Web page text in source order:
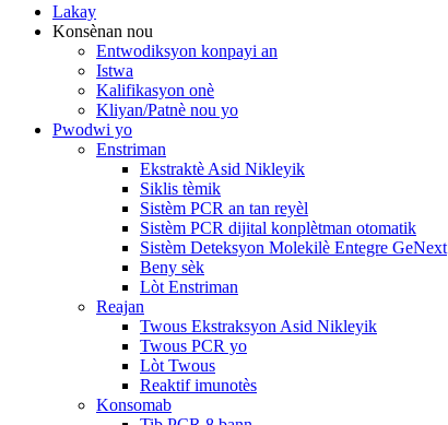
Lakay
Konsènan nou
Entwodiksyon konpayi an
Istwa
Kalifikasyon onè
Kliyan/Patnè nou yo
Pwodwi yo
Enstriman
Ekstraktè Asid Nikleyik
Siklis tèmik
Sistèm PCR an tan reyèl
Sistèm PCR dijital konplètman otomatik
Sistèm Deteksyon Molekilè Entegre GeNext
Beny sèk
Lòt Enstriman
Reajan
Twous Ekstraksyon Asid Nikleyik
Twous PCR yo
Lòt Twous
Reaktif imunotès
Konsomab